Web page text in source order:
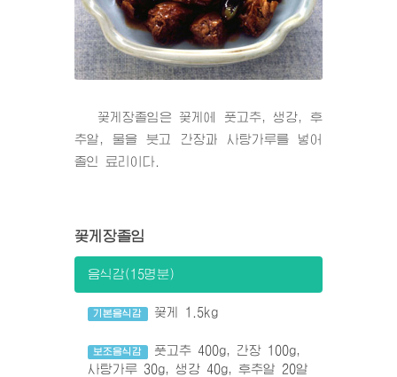
꽃게장졸임은 꽃게에 풋고추, 생강, 후
추알, 물을 붓고 간장과 사탕가루를 넣어
졸인 료리이다.
꽃게장졸임
음식감(15명분)
기본음식감 꽃게 1.5kg
보조음식감
풋고추 400g, 간장 100g,
사탕가루 30g, 생강 40g, 후추알 20알